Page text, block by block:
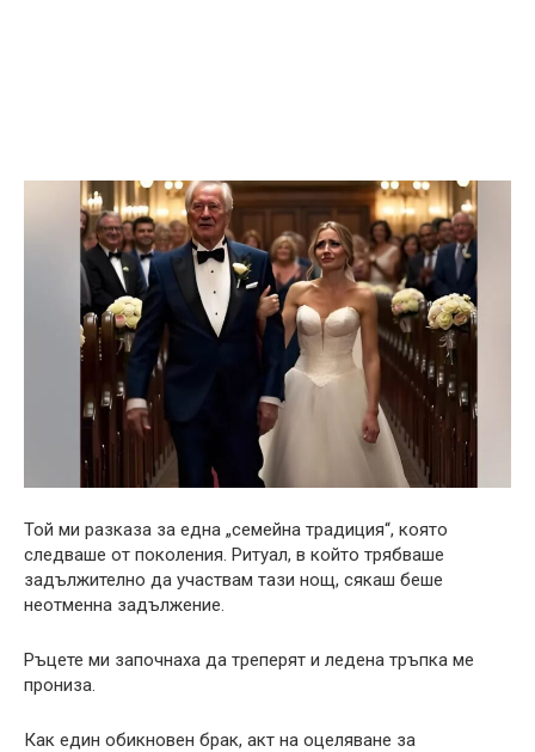
Той ми разказа за една „семейна традиция“, която
следваше от поколения. Ритуал, в който трябваше
задължително да участвам тази нощ, сякаш беше
неотменна задължение.
Ръцете ми започнаха да треперят и ледена тръпка ме
прониза.
Как един обикновен брак, акт на оцеляване за